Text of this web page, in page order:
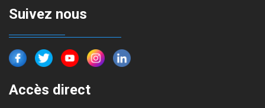
Suivez nous
Accès direct